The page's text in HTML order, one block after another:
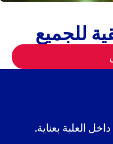
للجميع
العلبة بعناية.